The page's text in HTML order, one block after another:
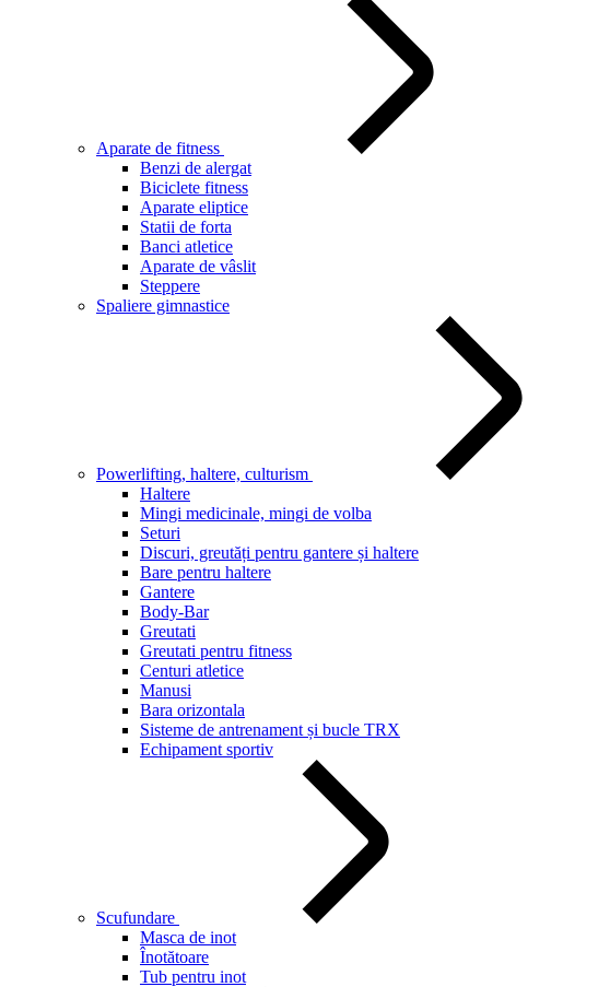
Aparate de fitness
Benzi de alergat
Biciclete fitness
Aparate eliptice
Statii de forta
Banci atletice
Aparate de vâslit
Steppere
Spaliere gimnastice
Powerlifting, haltere, culturism
Haltere
Mingi medicinale, mingi de volba
Seturi
Discuri, greutăți pentru gantere și haltere
Bare pentru haltere
Gantere
Body-Bar
Greutati
Greutati pentru fitness
Centuri atletice
Manusi
Bara orizontala
Sisteme de antrenament și bucle TRX
Echipament sportiv
Scufundare
Masca de inot
Înotătoare
Tub pentru inot